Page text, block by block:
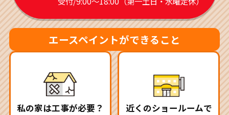
エースペイントができること
私の家は工事が必要？ 近くのショールームで